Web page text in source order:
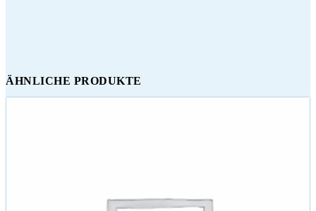
ÄHNLICHE PRODUKTE